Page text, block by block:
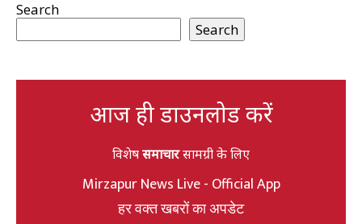
Search
Search
आज ही डाउनलोड करें
विशेषसमाचारसामग्री के लिए
Mirzapur News Live - Official App
हर वक्त खबरों का अपडेट